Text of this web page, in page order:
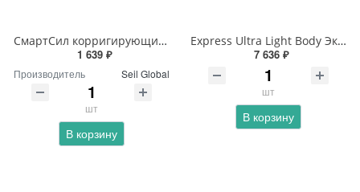
СмартСил корригирующий 2 картриджа.х50мл
1 639 ₽
Производитель Seil Global
шт
В корзину
Express Ultra Light Body Экспресс ультра лайт боди
7 636 ₽
шт
В корзину